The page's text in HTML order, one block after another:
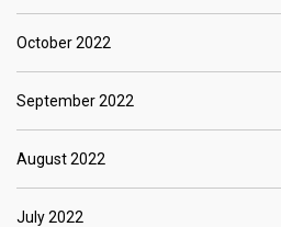
October 2022
September 2022
August 2022
July 2022